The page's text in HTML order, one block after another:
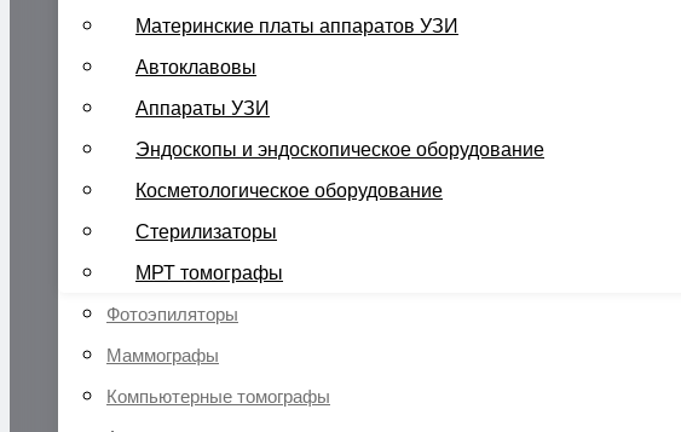
Материнские платы аппаратов УЗИ
Автоклавовы
Аппараты УЗИ
Эндоскопы и эндоскопическое оборудование
Косметологическое оборудование
Стерилизаторы
МРТ томографы
Фотоэпиляторы
Маммографы
Компьютерные томографы